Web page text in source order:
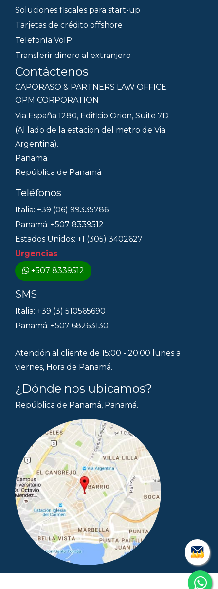
Soluciones fiscales para start-up
Tarjetas de crédito offshore
Telefonía VoIP
Transferir dinero al extranjero
Contáctenos
CAPORASO & PARTNERS LAW OFFICE.
OPM CORPORATION
Via España 1280, Edificio Orion, Suite 7D
(Al lado de la estacion del metro de Via
Argentina).
Panama.
República de Panamá.
Teléfonos
Italia: +39 (06) 99335786
Panamá: +507 8339512
Estados Unidos: +1 (305) 3402627
Urgencias
+507 8339512
SMS
Italia: +39 (3) 510565690
Panamá: +507 68263130
Atención al cliente de 15:00 - 20:00 lunes a
viernes, Hora de Panamá.
¿Dónde nos ubicamos?
República de Panamá, Panamá.